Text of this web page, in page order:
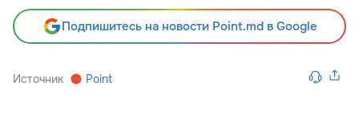
Подпишитесь на новости Point.md в Google
Источник Point